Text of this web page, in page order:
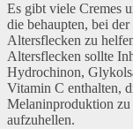
Es gibt viele Cremes
die behaupten, bei
Altersflecken zu
Altersflecken sollte
Hydrochinon,
Vitamin C enthalten,
Melaninproduktion
aufzuhellen.